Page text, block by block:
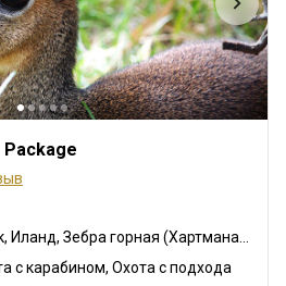
Package
Дамарский дик-дик, Иланд, Зебра горная (Хартмана), Куду, Бородавочник
с карабином, Охота с подхода